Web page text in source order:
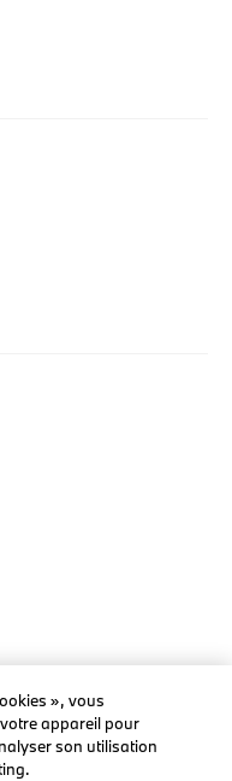
», vous
appareil pour
son utilisation